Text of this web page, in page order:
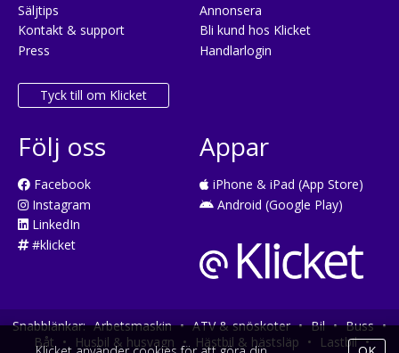
Säljtips
Kontakt & support
Press
Tyck till om Klicket
Annonsera
Bli kund hos Klicket
Handlarlogin
Följ oss
Facebook
Instagram
LinkedIn
#klicket
Appar
iPhone & iPad (App Store)
Android (Google Play)
Snabblänkar: Arbetsmaskin • ATV & snöskoter • Bil • Buss •
Båt • Husbil & husvagn • Hästbil & hästsläp • Lastbil •